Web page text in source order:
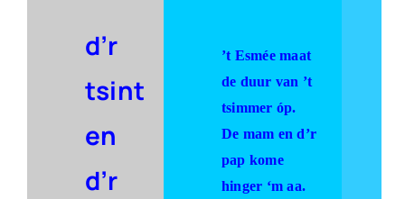
d’r
tsint
en
d’r
’t Esmée maat
de duur van ’t
tsimmer óp.
De mam en d’r
pap kome
hinger ‘m aa.